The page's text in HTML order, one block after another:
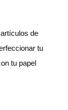
de
tu
tu papel